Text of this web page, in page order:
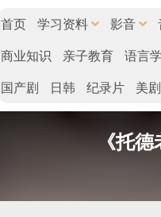
首页 学习资料 影音
商业知识
亲子教育 语言
国产剧
日韩 纪录片 美剧
《托